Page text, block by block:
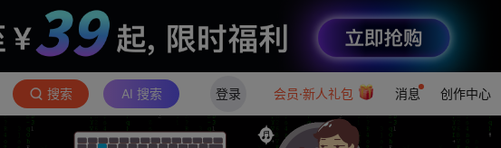
搜索 AI 搜索 登录 会员·新人礼包 消息 创作中心